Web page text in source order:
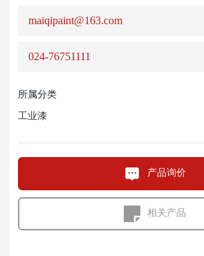
maiqipaint@163.com
024-76751111
所属分类
工业漆
产品询价
相关产品